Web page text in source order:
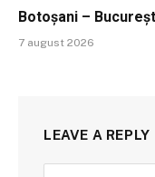
Botoșani –
7 august 2026
LEAVE A REPLY